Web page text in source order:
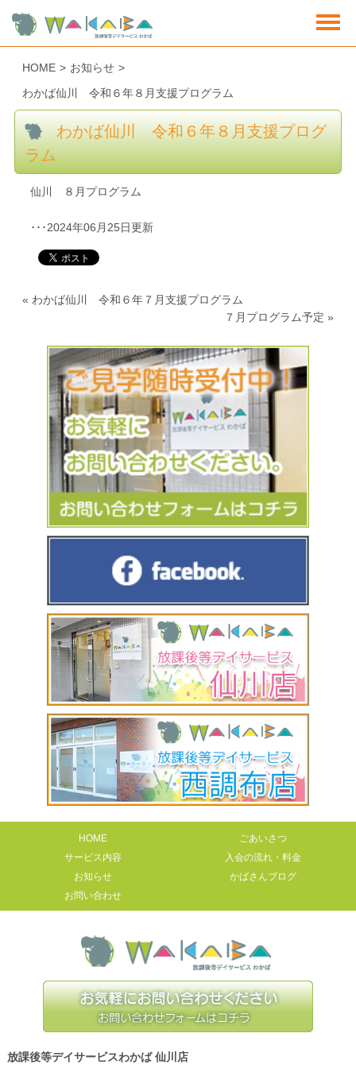
HOME > お知らせ >
わかば仙川 令和６年８月支援プログラム
わかば仙川 令和６年８月支援プログ
ラム
仙川 ８月プログラム
･･･2024年06月25日更新
« わかば仙川 令和６年７月支援プログラム
７月プログラム予定 »
HOME
ごあいさつ
サービス内容
入会の流れ・料金
お知らせ
かばさんブログ
お問い合わせ
放課後等デイサービスわかば 仙川店